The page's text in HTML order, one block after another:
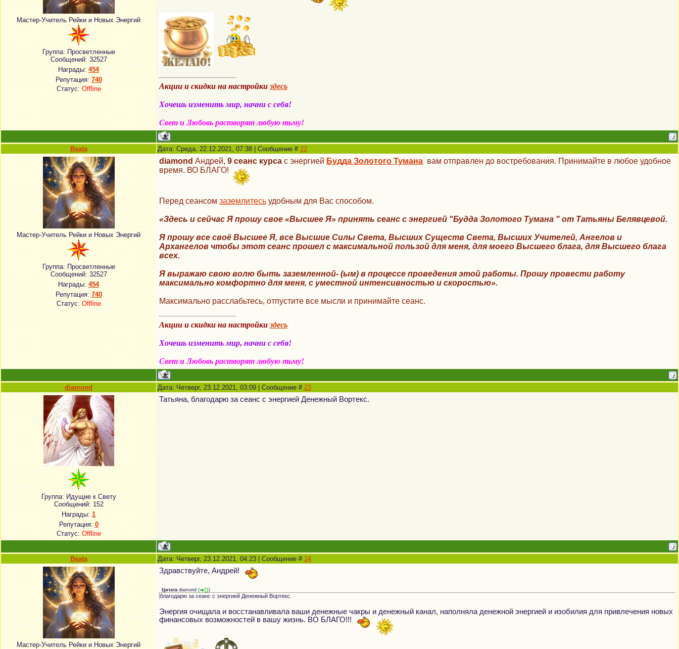
Мастер-Учитель Рейки и Новых Энергий
Группа: Просветленные
Сообщений:32527
Награды:454
Репутация:740
Статус:Offline Акции и скидки на настройки здесь
Хочешь изменить мир, начни с себя!
Свет и Любовь растворят любую тьму!
Beata Дата: Среда, 22.12.2021, 07:38 | Сообщение # 22
Мастер-Учитель Рейки и Новых Энергий
Группа: Просветленные
Сообщений:32527
Награды:454
Репутация:740
Статус:Offline
diamond Андрей, 9 сеанс курса с энергией Будда Золотого Тумана вам отправлен до востребования. Принимайте в любое удобное
время. ВО БЛАГО!
Перед сеансом заземлитесь удобным для Вас способом.
«Здесь и сейчас Я прошу свое «Высшее Я» принять сеанс с энергией "Будда Золотого Тумана " от Татьяны Белявцевой.
Я прошу все своё Высшее Я, все Высшие Силы Света, Высших Существ Света, Высших Учителей, Ангелов и
Архангелов чтобы этот сеанс прошел с максимальной пользой для меня, для моего Высшего блага, для Высшего блага
всех.
Я выражаю свою волю быть заземленной- (ым) в процессе проведения этой работы. Прошу провести работу
максимально комфортно для меня, с уместной интенсивностью и скоростью».
Максимально расслабьтесь, отпустите все мысли и принимайте сеанс.
Акции и скидки на настройки здесь
Хочешь изменить мир, начни с себя!
Свет и Любовь растворят любую тьму!
diamond Дата: Четверг, 23.12.2021, 03:09 | Сообщение # 23
Группа: Идущие к Свету
Сообщений:152
Награды:1
Репутация:0
Статус:Offline
Татьяна, благодарю за сеанс с энергией Денежный Вортекс.
Beata Дата: Четверг, 23.12.2021, 04:23 | Сообщение # 24
Мастер-Учитель Рейки и Новых Энергий
Здравствуйте, Андрей!
Цитата diamond ( )
благодарю за сеанс с энергией Денежный Вортекс.
Энергия очищала и восстанавливала ваши денежные чакры и денежный канал, наполняла денежной энергией и изобилия для привлечения новых
финансовых возможностей в вашу жизнь. ВО БЛАГО!!!